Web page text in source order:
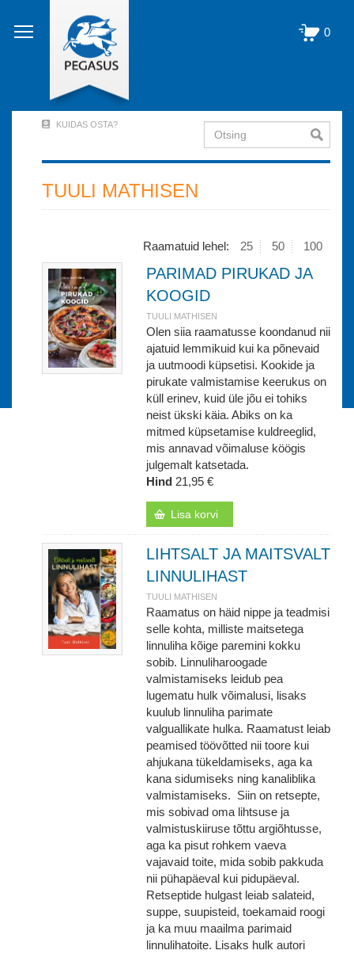
edasi
põhisisu
0
Account
Menu
KUIDAS OSTA? Otsing
TUULI MATHISEN
Raamatuid lehel: 25 50 100
PARIMAD PIRUKAD JA
KOOGID
TUULI MATHISEN
Olen siia raamatusse koondanud nii
ajatuid lemmikuid kui ka põnevaid
ja uutmoodi küpsetisi. Kookide ja
pirukate valmistamise keerukus on
küll erinev, kuid üle jõu ei tohiks
neist ükski käia. Abiks on ka
mitmed küpsetamise kuldreeglid,
mis annavad võimaluse köögis
julgemalt katsetada.
Hind 21,95 €
Lisa korvi
LIHTSALT JA MAITSVALT
LINNULIHAST
TUULI MATHISEN
Raamatus on häid nippe ja teadmisi
selle kohta, milliste maitsetega
linnuliha kõige paremini kokku
sobib. Linnuliharoogade
valmistamiseks leidub pea
lugematu hulk võimalusi, lisaks
kuulub linnuliha parimate
valguallikate hulka. Raamatust leiab
peamised töövõtted nii toore kui
ahjukana tükeldamiseks, aga ka
kana sidumiseks ning kanaliblika
valmistamiseks. Siin on retsepte,
mis sobivad oma lihtsuse ja
valmistuskiiruse tõttu argiõhtusse,
aga ka pisut rohkem vaeva
vajavaid toite, mida sobib pakkuda
nii pühapäeval kui pidupäeval.
Retseptide hulgast leiab salateid,
suppe, suupisteid, toekamaid roogi
ja ka muu maailma parimaid
linnulihatoite. Lisaks hulk autori